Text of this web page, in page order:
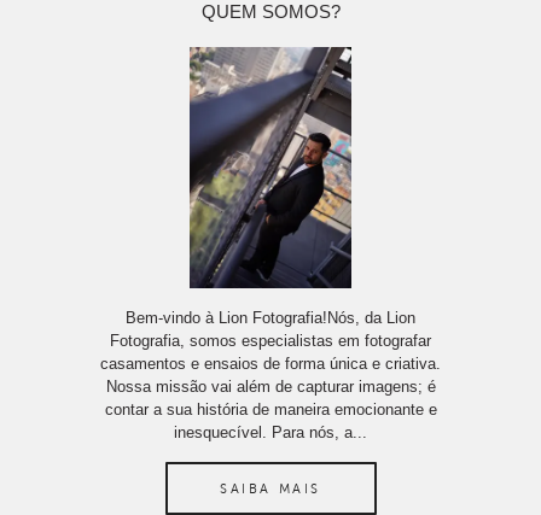
QUEM SOMOS?
Bem-vindo à Lion Fotografia!Nós, da Lion
Fotografia, somos especialistas em fotografar
casamentos e ensaios de forma única e criativa.
Nossa missão vai além de capturar imagens; é
contar a sua história de maneira emocionante e
inesquecível. Para nós, a...
SAIBA MAIS